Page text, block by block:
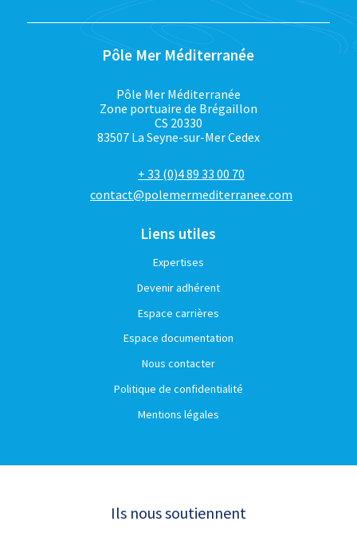
Pôle Mer Méditerranée
Pôle Mer Méditerranée
Zone portuaire de Brégaillon
CS 20330
83507 La Seyne-sur-Mer Cedex
+ 33 (0)4 89 33 00 70
contact@polemermediterranee.com
Liens utiles
Expertises
Devenir adhérent
Espace carrières
Espace documentation
Nous contacter
Politique de confidentialité
Mentions légales
Ils nous soutiennent